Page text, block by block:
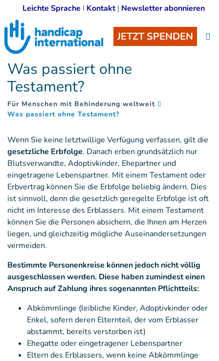
Leichte Sprache I Kontakt| Newsletter abonnieren
JETZT SPENDEN
Was passiert ohne
Testament?
Für Menschen mit Behinderung weltweit
Was passiert ohne Testament?(
Wenn Sie keine letztwillige Verfügung verfassen, gilt die
gesetzliche Erbfolge. Danach erben grundsätzlich nur
Blutsverwandte, Adoptivkinder, Ehepartner und
eingetragene Lebenspartner. Mit einem Testament oder
Erbvertrag können Sie die Erbfolge beliebig ändern. Dies
ist sinnvoll, denn die gesetzlich geregelte Erbfolge ist oft
nicht im Interesse des Erblassers. Mit einem Testament
können Sie die Personen absichern, die Ihnen am Herzen
liegen, und gleichzeitig mögliche Auseinandersetzungen
vermeiden.
Bestimmte Personenkreise können jedoch nicht völlig
ausgeschlossen werden. Diese haben zumindest einen
Anspruch auf Zahlung ihres sogenannten Pflichtteils:
Abkömmlinge (leibliche Kinder, Adoptivkinder oder
Enkel, sofern deren Elternteil, der vom Erblasser
abstammt, bereits verstorben ist)
Ehegatte oder eingetragener Lebenspartner
Eltern des Erblassers, wenn keine Abkömmlinge